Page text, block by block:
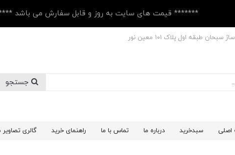
******* قیمت های سایت به روز و قابل سفارش می باشد
طبقه اول پلاک ۱۰1 معین نور
سبدخرید درباره ما تماس با ما راهنمای خرید گالری